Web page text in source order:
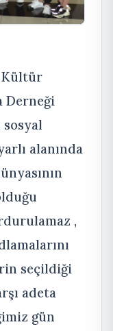
Kültür
Derneği
sosyal
alanında
,
seçildiği
adeta
gün